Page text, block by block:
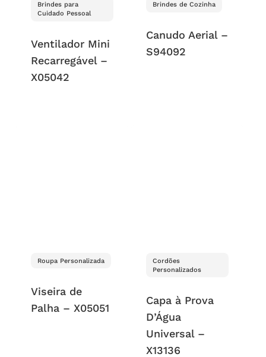
Brindes para
Cuidado Pessoal
Ventilador Mini
Recarregável –
X05042
Brindes de Cozinha
Canudo Aerial –
S94092
Roupa Personalizada
Viseira de
Palha – X05051
Cordões
Personalizados
Capa à Prova
D’Água
Universal –
X13136